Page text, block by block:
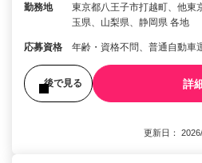
勤務地
東京都八王子市打越町、他東
玉県、山梨県、静岡県 各地
応募資格 年齢・資格不問、普通自動車
後で見る 詳
更新日：